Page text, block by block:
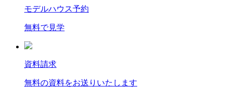
モデルハウス予約
無料で見学
資料請求
無料の資料をお送りいたします